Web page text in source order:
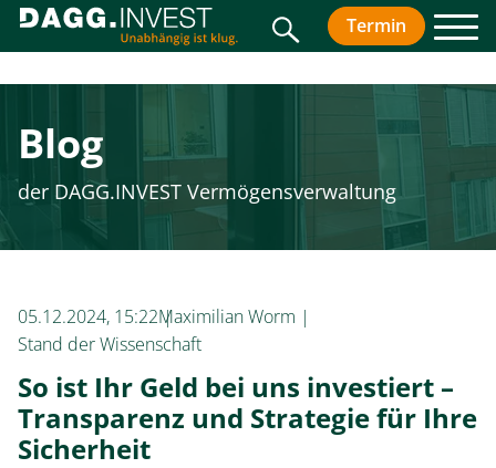
SucheTermin
Blog
der DAGG.INVEST Vermögensverwaltung
05.12.2024, 15:22Maximilian Worm
Stand der Wissenschaft
So ist Ihr Geld bei uns investiert –
Transparenz und Strategie für Ihre
Sicherheit